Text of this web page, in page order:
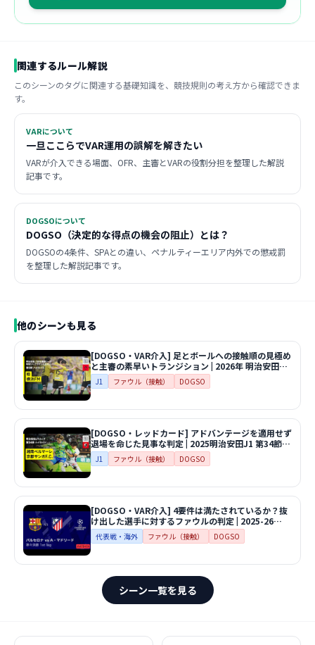
関連するルール解説
このシーンのタグに関連する基礎知識を、競技規則の考え方から確認できま
す。
VARについて
一旦ここらでVAR運用の誤解を解きたい
VARが介入できる場面、OFR、主審とVARの役割分担を整理した解説
記事です。
DOGSOについて
DOGSO（決定的な得点の機会の阻止）とは？
DOGSOの4条件、SPAとの違い、ペナルティーエリア内外での懲戒罰
を整理した解説記事です。
他のシーンも見る
[DOGSO・VAR介入] 足とボールへの接触順の見極め
と主審の素早いトランジション | 2026年 明治安田J1
百年構想リーグ 地域リーグラウンドEAST 第9節 柏
レイソルvs横浜F・マリノス
J1 ファウル（接触） DOGSO
[DOGSO・レッドカード] アドバンテージを適用せず
退場を命じた見事な判定 | 2025明治安田J1 第34節
湘南ベルマーレvs京都サンガF.C.
J1 ファウル（接触） DOGSO
[DOGSO・VAR介入] 4要件は満たされているか？抜
け出した選手に対するファウルの判定 | 2025-26
UEFAチャンピオンズリーグ 準々決勝 1st leg バルセ
ロナvsアトレティコ・マドリード
代表戦・海外 ファウル（接触） DOGSO
シーン一覧を見る